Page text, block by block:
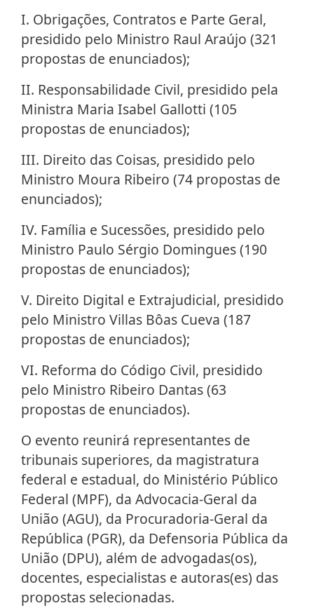
I. Obrigações, Contratos e Parte Geral,
presidido pelo Ministro Raul Araújo (321
propostas de enunciados);
II. Responsabilidade Civil, presidido pela
Ministra Maria Isabel Gallotti (105
propostas de enunciados);
III. Direito das Coisas, presidido pelo
Ministro Moura Ribeiro (74 propostas de
enunciados);
IV. Família e Sucessões, presidido pelo
Ministro Paulo Sérgio Domingues (190
propostas de enunciados);
V. Direito Digital e Extrajudicial, presidido
pelo Ministro Villas Bôas Cueva (187
propostas de enunciados);
VI. Reforma do Código Civil, presidido
pelo Ministro Ribeiro Dantas (63
propostas de enunciados).
O evento reunirá representantes de
tribunais superiores, da magistratura
federal e estadual, do Ministério Público
Federal (MPF), da Advocacia-Geral da
União (AGU), da Procuradoria-Geral da
República (PGR), da Defensoria Pública da
União (DPU), além de advogadas(os),
docentes, especialistas e autoras(es) das
propostas selecionadas.